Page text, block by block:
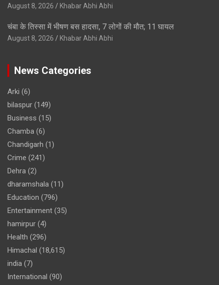
August 8, 2026 Khabar Abhi Abhi
चंबा के तिस्सा में भीषण बस हादसा, 7 लोगों की मौत; 11 घायल
August 8, 2026 Khabar Abhi Abhi
News Categories
Arki (6)
bilaspur (149)
Business (15)
Chamba (6)
Chandigarh (1)
Crime (241)
Dehra (2)
dharamshala (11)
Education (796)
Entertainment (35)
hamirpur (4)
Health (296)
Himachal (18,615)
india (7)
International (90)